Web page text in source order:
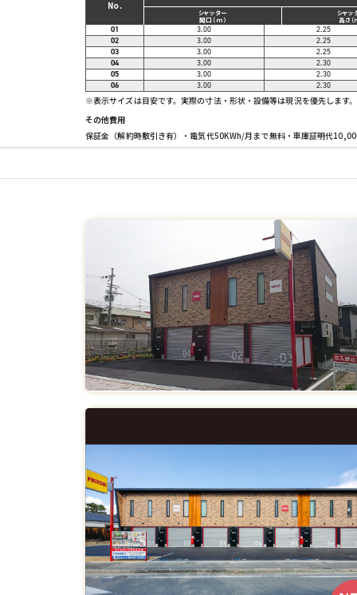
No.
シャッター
間口（ｍ）
シャッ
高さ（
01 3.00
2.25
02
3.00
2.25
03
3.00
2.25
04
3.00
2.30
05
3.00
2.30
06
3.00 2.30
※表示サイズは目安です。実際の寸法・形状・設備等は現況を優先します。
その他費用
保証金（解約時敷引き有）・電気代50KWh/月まで無料・車庫証明代